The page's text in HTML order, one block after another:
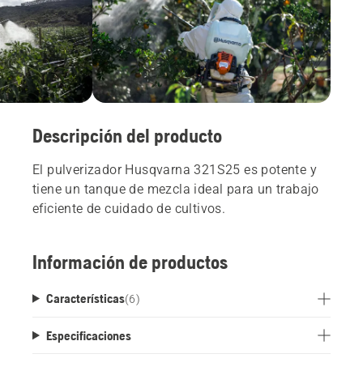
Descripción del producto
El pulverizador Husqvarna 321S25 es potente y
tiene un tanque de mezcla ideal para un trabajo
eficiente de cuidado de cultivos.
Información de productos
Características(6)
Especificaciones